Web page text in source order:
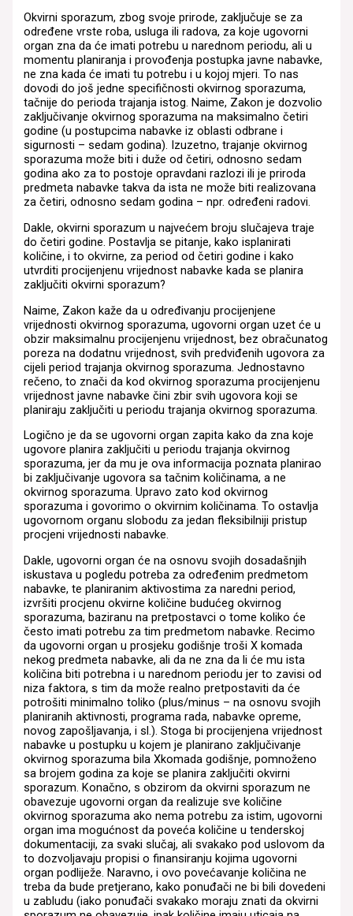
Okvirni sporazum, zbog svoje prirode, zaključuje se za
određene vrste roba, usluga ili radova, za koje ugovorni
organ zna da će imati potrebu u narednom periodu, ali u
momentu planiranja i provođenja postupka javne nabavke,
ne zna kada će imati tu potrebu i u kojoj mjeri. To nas
dovodi do još jedne specifičnosti okvirnog sporazuma,
tačnije do perioda trajanja istog. Naime, Zakon je dozvolio
zaključivanje okvirnog sporazuma na maksimalno četiri
godine (u postupcima nabavke iz oblasti odbrane i
sigurnosti – sedam godina). Izuzetno, trajanje okvirnog
sporazuma može biti i duže od četiri, odnosno sedam
godina ako za to postoje opravdani razlozi ili je priroda
predmeta nabavke takva da ista ne može biti realizovana
za četiri, odnosno sedam godina – npr. određeni radovi.
Dakle, okvirni sporazum u najvećem broju slučajeva traje
do četiri godine. Postavlja se pitanje, kako isplanirati
količine, i to okvirne, za period od četiri godine i kako
utvrditi procijenjenu vrijednost nabavke kada se planira
zaključiti okvirni sporazum?
Naime, Zakon kaže da u određivanju procijenjene
vrijednosti okvirnog sporazuma, ugovorni organ uzet će u
obzir maksimalnu procijenjenu vrijednost, bez obračunatog
poreza na dodatnu vrijednost, svih predviđenih ugovora za
cijeli period trajanja okvirnog sporazuma. Jednostavno
rečeno, to znači da kod okvirnog sporazuma procijenjenu
vrijednost javne nabavke čini zbir svih ugovora koji se
planiraju zaključiti u periodu trajanja okvirnog sporazuma.
Logično je da se ugovorni organ zapita kako da zna koje
ugovore planira zaključiti u periodu trajanja okvirnog
sporazuma, jer da mu je ova informacija poznata planirao
bi zaključivanje ugovora sa tačnim količinama, a ne
okvirnog sporazuma. Upravo zato kod okvirnog
sporazuma i govorimo o okvirnim količinama. To ostavlja
ugovornom organu slobodu za jedan fleksibilniji pristup
procjeni vrijednosti nabavke.
Dakle, ugovorni organ će na osnovu svojih dosadašnjih
iskustava u pogledu potreba za određenim predmetom
nabavke, te planiranim aktivostima za naredni period,
izvršiti procjenu okvirne količine budućeg okvirnog
sporazuma, baziranu na pretpostavci o tome koliko će
često imati potrebu za tim predmetom nabavke. Recimo
da ugovorni organ u prosjeku godišnje troši X komada
nekog predmeta nabavke, ali da ne zna da li će mu ista
količina biti potrebna i u narednom periodu jer to zavisi od
niza faktora, s tim da može realno pretpostaviti da će
potrošiti minimalno toliko (plus/minus – na osnovu svojih
planiranih aktivnosti, programa rada, nabavke opreme,
novog zapošljavanja, i sl.). Stoga bi procijenjena vrijednost
nabavke u postupku u kojem je planirano zaključivanje
okvirnog sporazuma bila Xkomada godišnje, pomnoženo
sa brojem godina za koje se planira zaključiti okvirni
sporazum. Konačno, s obzirom da okvirni sporazum ne
obavezuje ugovorni organ da realizuje sve količine
okvirnog sporazuma ako nema potrebu za istim, ugovorni
organ ima mogućnost da poveća količine u tenderskoj
dokumentaciji, za svaki slučaj, ali svakako pod uslovom da
to dozvoljavaju propisi o finansiranju kojima ugovorni
organ podliježe. Naravno, i ovo povećavanje količina ne
treba da bude pretjerano, kako ponuđači ne bi bili dovedeni
u zabludu (iako ponuđači svakako moraju znati da okvirni